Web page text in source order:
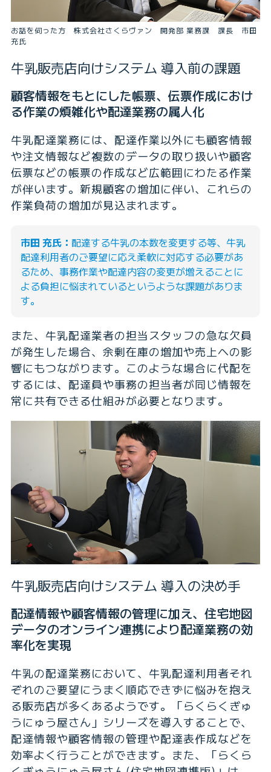
お話を伺った方 株式会社さくらヴァン 開発部 業務課 課長 市田
充氏
牛乳販売店向けシステム 導入前の課題
顧客情報をもとにした帳票、伝票作成におけ
る作業の煩雑化や配達業務の属人化
牛乳配達業務には、配達作業以外にも顧客情報
や注文情報など複数のデータの取り扱いや顧客
伝票などの帳票の作成など広範囲にわたる作業
が伴います。新規顧客の増加に伴い、これらの
作業負荷の増加が見込まれます。
市田 充氏： 配達する牛乳の本数を変更する等、牛乳
配達利用者のご要望に応え柔軟に対応する必要があ
るため、事務作業や配達内容の変更が増えることに
よる負担に悩まれているというような課題がありま
す。
また、牛乳配達業者の担当スタッフの急な欠員
が発生した場合、余剰在庫の増加や売上への影
響にもつながります。このような場合に代配を
するには、配達員や事務の担当者が同じ情報を
常に共有できる仕組みが必要となります。
牛乳販売店向けシステム 導入の決め手
配達情報や顧客情報の管理に加え、住宅地図
データのオンライン連携により配達業務の効
率化を実現
牛乳の配達業務において、牛乳配達利用者それ
ぞれのご要望にうまく順応できずに悩みを抱え
る販売店が多くあるようです。「らくらくぎゅ
うにゅう屋さん」シリーズを導入することで、
配達情報や顧客情報の管理や配達表作成などを
効率よく行うことができます。また、「らくら